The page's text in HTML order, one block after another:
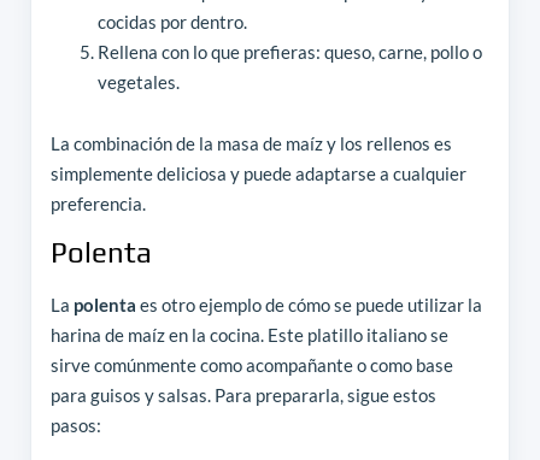
cocidas por dentro.
Rellena con lo que prefieras: queso, carne, pollo o
vegetales.
La combinación de la masa de maíz y los rellenos es
simplemente deliciosa y puede adaptarse a cualquier
preferencia.
Polenta
La polenta es otro ejemplo de cómo se puede utilizar la
harina de maíz en la cocina. Este platillo italiano se
sirve comúnmente como acompañante o como base
para guisos y salsas. Para prepararla, sigue estos
pasos: